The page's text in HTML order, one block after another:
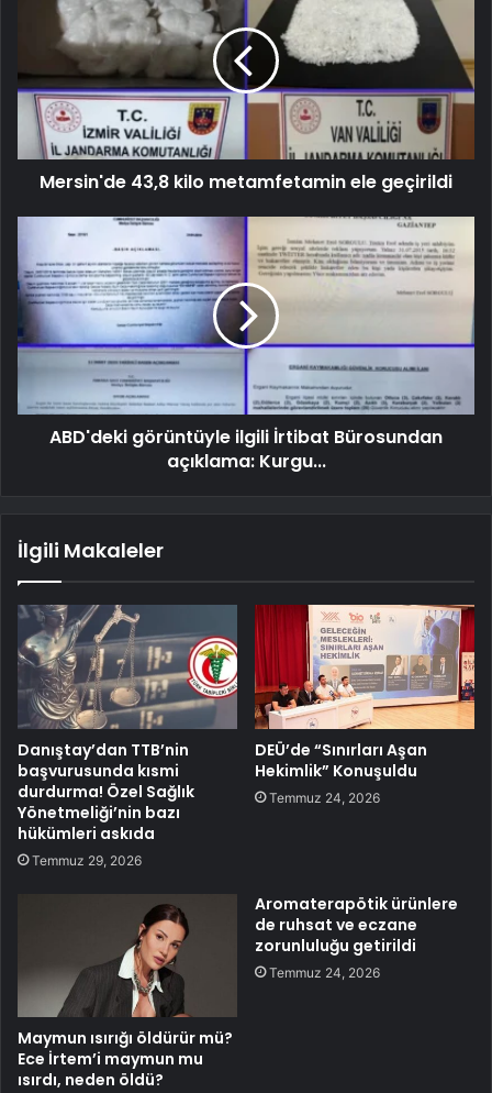
Mersin'de 43,8 kilo metamfetamin ele geçirildi
ABD'deki görüntüyle ilgili İrtibat Bürosundan
açıklama: Kurgu...
İlgili Makaleler
Danıştay’dan TTB’nin
başvurusunda kısmi
durdurma! Özel Sağlık
Yönetmeliği’nin bazı
hükümleri askıda
Temmuz 29, 2026
DEÜ’de “Sınırları Aşan
Hekimlik” Konuşuldu
Temmuz 24, 2026
Maymun ısırığı öldürür mü?
Ece İrtem’i maymun mu
ısırdı, neden öldü?
Aromaterapötik ürünlere
de ruhsat ve eczane
zorunluluğu getirildi
Temmuz 24, 2026